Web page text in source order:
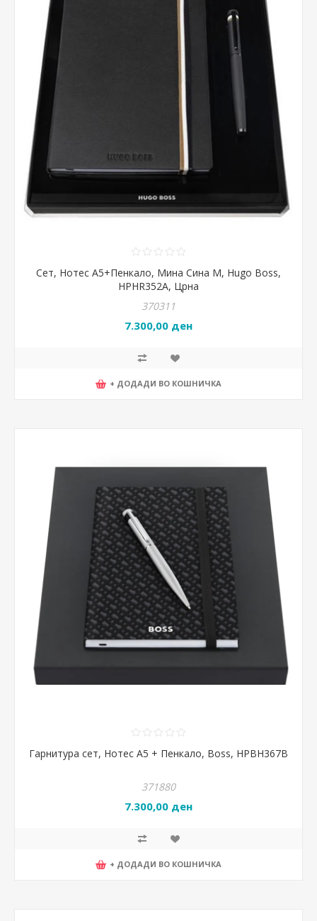
Сет, Нотес А5+Пенкало, Мина Сина М, Hugo Boss,
HPHR352A, Црна
370311
7.300,00 ден
+ ДОДАДИ ВО КОШНИЧКА
Гарнитура сет, Нотес А5 + Пенкало, Boss, HPBH367B
371880
7.300,00 ден
+ ДОДАДИ ВО КОШНИЧКА